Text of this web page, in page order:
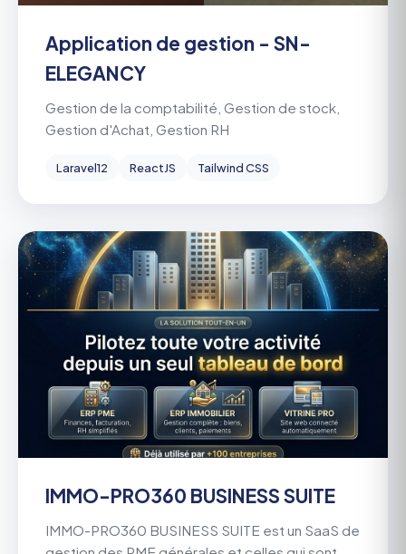
Application de gestion - SN-
ELEGANCY
Gestion de la comptabilité, Gestion de stock,
Gestion d'Achat, Gestion RH
Laravel12 ReactJS Tailwind CSS
IMMO-PRO360 BUSINESS SUITE
IMMO-PRO360 BUSINESS SUITE est un SaaS de